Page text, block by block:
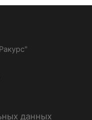
данных